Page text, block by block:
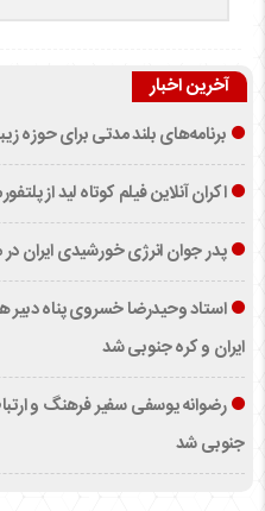
آخرین اخبار
برنامه‌های بلند مدتی برای حوزه
اکران آنلاین فیلم کوتاه لید از
پدر جوان انرژی خورشیدی
استاد وحیدرضا خسروی پناه
ایران و کره جنوبی شد
رضوانه یوسفی سفیر فرهنگ و
جنوبی شد